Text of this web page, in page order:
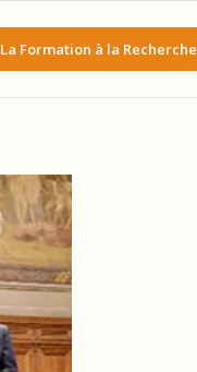
La Formation à la Recherche